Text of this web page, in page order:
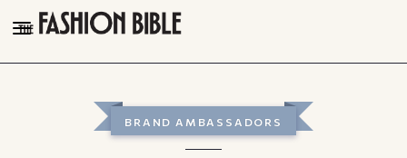
THE FASHION BIBLE
BRAND AMBASSADORS